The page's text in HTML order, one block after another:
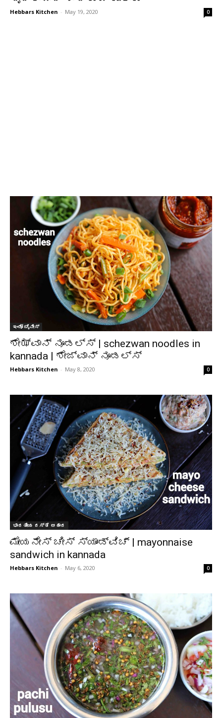
Hebbars Kitchen - May 19, 2020 0
ಇಂಡೋ ಚೈನೀಸ್
ಶೇಝ್ವಾನ್ ನೂಡಲ್ಸ್ | schezwan noodles in
kannada | ಶೇಜ್ವಾನ್ ನೂಡಲ್ಸ್
Hebbars Kitchen - May 8, 2020 0
ಭಾರತೀಯ ರಸ್ತೆ ಆಹಾರ
ಮೇಯನೇಸ್ ಚೀಸ್ ಸ್ಯಾಂಡ್‌ವಿಚ್ | mayonnaise
sandwich in kannada
Hebbars Kitchen - May 6, 2020 0